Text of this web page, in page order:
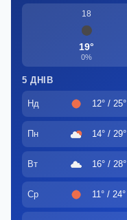
18
19°
0%
5 ДНІВ
Нд 12° / 25°
Пн 14° / 29°
Вт 16° / 28°
Ср 11° / 24°